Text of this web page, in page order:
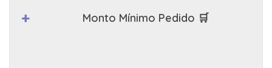
Monto Mínimo Pedido 🛒